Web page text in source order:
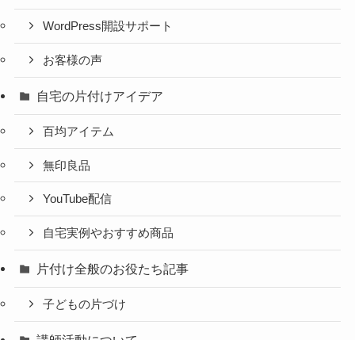
WordPress開設サポート
お客様の声
自宅の片付けアイデア
百均アイテム
無印良品
YouTube配信
自宅実例やおすすめ商品
片付け全般のお役たち記事
子どもの片づけ